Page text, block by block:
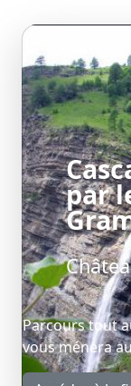
par
Parcours tout
vous ménera